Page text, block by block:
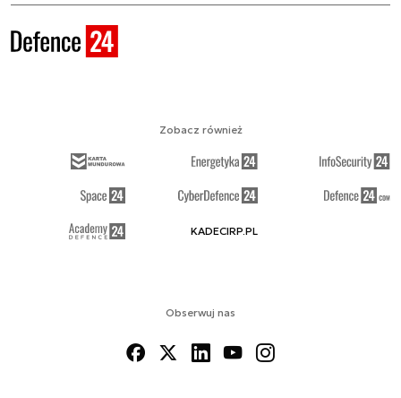
Obserwuj nas
Zobacz również
KADECIRP.PL